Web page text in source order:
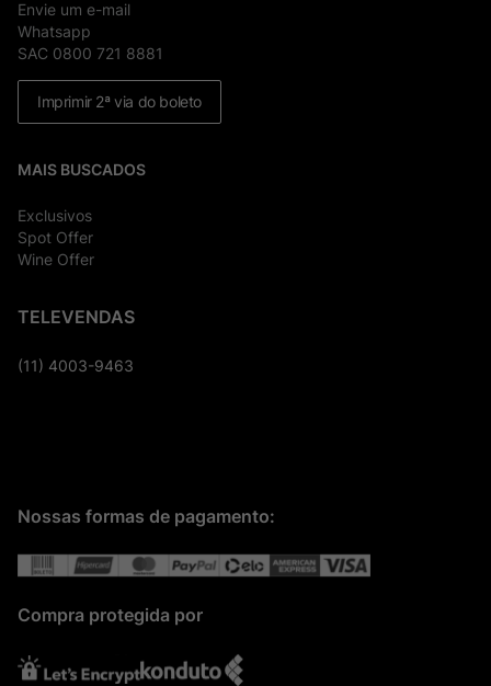
Envie um e-mail
Whatsapp
SAC 0800 721 8881
Imprimir 2ª via do boleto
MAIS BUSCADOS
Exclusivos
Spot Offer
Wine Offer
TELEVENDAS
(11) 4003-9463
Nossas formas de pagamento:
Compra protegida por